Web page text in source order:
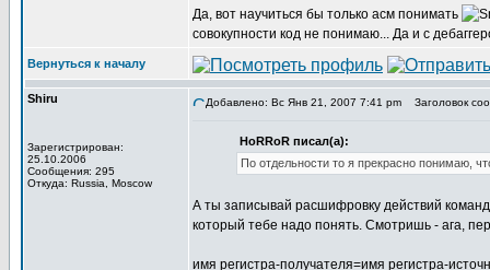
Да, вот научиться бы только асм понимать
совокупности код не понимаю... Да и с
Вернуться к началу
Shiru
Зарегистрирован:
25.10.2006
Сообщения: 295
Откуда: Russia, Moscow
Добавлено: Вс Янв 21, 2007 7:41 pm Заголовок
HoRRoR писал(а):
По отдельности то я прекрасно понимаю,
А ты записывай расшифровку действий
который тебе надо понять. Смотришь - ага,
имя регистра-получателя=имя регистра-